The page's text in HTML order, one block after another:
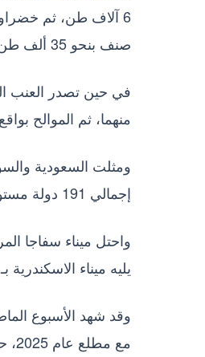
صنف بنحو 35 ألف طن.
منهما، ثم الموالح بواقع 6 آلاف طن، وبلغ إجمالي عدد أصناف الفواكه المصدرة 30 صنف بنحو 35 ألف طن.
ومثلت السعودية
إجمالي 191 دولة مستوردة.
يليه ميناء الاسكندرية بـ 510 رسالة، ثم ميناء دمياط بإجمالي 407 رسالة.
مع